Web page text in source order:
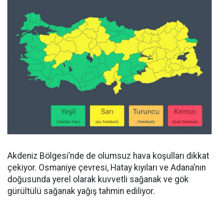
Akdeniz Bölgesi’nde de olumsuz hava koşulları dikkat
çekiyor. Osmaniye çevresi, Hatay kıyıları ve Adana’nın
doğusunda yerel olarak kuvvetli sağanak ve gök
gürültülü sağanak yağış tahmin ediliyor.